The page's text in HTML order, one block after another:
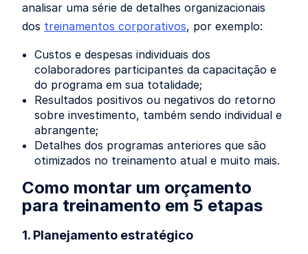
analisar uma série de detalhes organizacionais
dos treinamentos corporativos, por exemplo:
Custos e despesas individuais dos
colaboradores participantes da capacitação e
do programa em sua totalidade;
Resultados positivos ou negativos do retorno
sobre investimento, também sendo individual e
abrangente;
Detalhes dos programas anteriores que são
otimizados no treinamento atual e muito mais.
Como montar um orçamento
para treinamento em 5 etapas
1. Planejamento estratégico